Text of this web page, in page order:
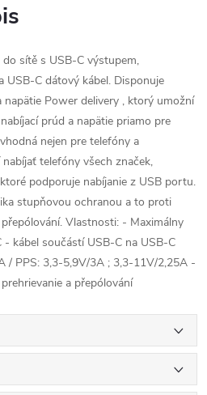
sítě s USB-C výstupem,
C dátový kábel. Disponuje
Power delivery , ktorý umožní
prúd a napätie priamo pre
nejen pre telefóny a
telefóny všech značek,
podporuje nabíjanie z USB portu.
stupňovou ochranou a to proti
Vlastnosti: - Maximálny
kábel součástí USB-C na USB-C
/ PPS: 3,3-5,9V/3A ; 3,3-11V/2,25A -
a přepólování